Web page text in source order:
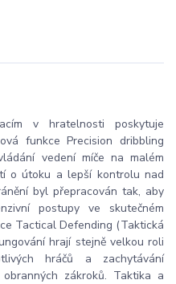
v hratelnosti poskytuje
funkce Precision dribbling
vedení míče na malém
o útoku a lepší kontrolu nad
byl přepracován tak, aby
postupy ve skutečném
Tactical Defending (Taktická
hrají stejně velkou roli
hráčů a zachytávání
zákroků. Taktika a